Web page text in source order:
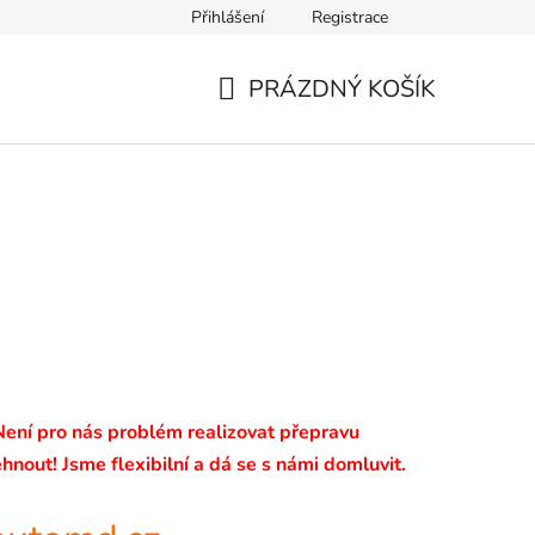
Přihlášení Registrace
PRÁZDNÝ KOŠÍK
pro nás problém realizovat přepravu
Jsme flexibilní a dá se s námi domluvit.